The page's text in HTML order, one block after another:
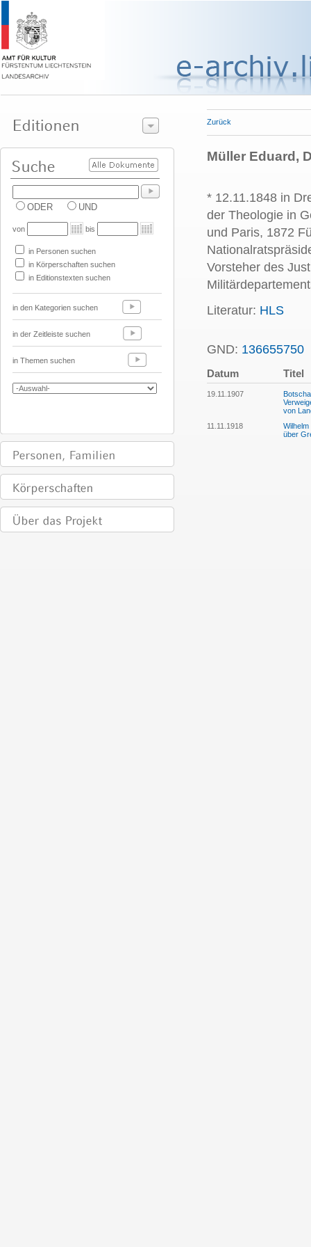
ODER UND
von bis
in Personen suchen
in Körperschaften suchen
in Editionstexten suchen
in den Kategorien suchen
in der Zeitleiste suchen
in Themen suchen
Zurück
Müller Eduard,
* 12.11.1848 in
der Theologie in
und Paris, 1872
Vorsteher des
Literatur: HLS
GND: 136655750
Datum Titel
19.11.1907
von
11.11.1918
über